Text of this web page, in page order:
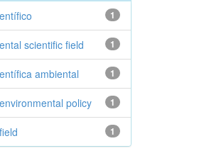
1
1
scientific field
1
ambiental
1
policy
1